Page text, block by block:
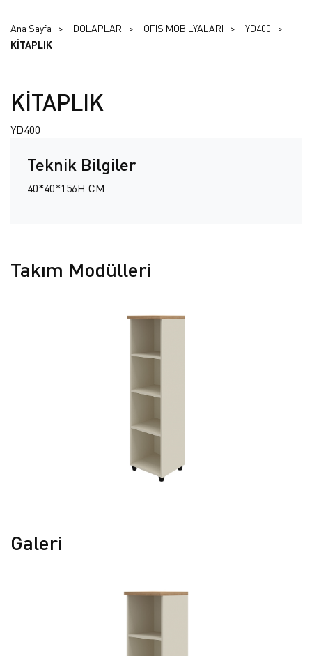
Ana Sayfa DOLAPLAR OFİS MOBİLYALARI
YD400
KİTAPLIK
KİTAPLIK
YD400
Teknik Bilgiler
40*40*156H CM
Takım Modülleri
Galeri